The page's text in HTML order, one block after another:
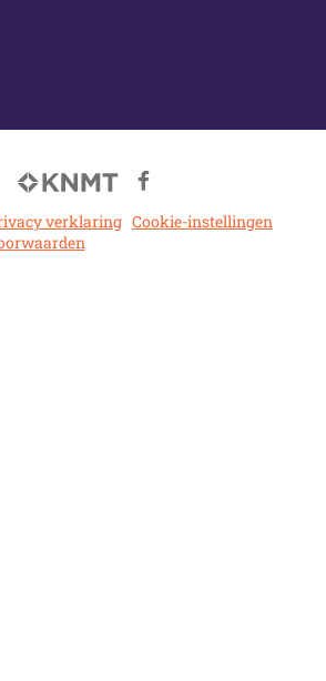
Bezoek
facebook
verklaring| Cookie-instellingen|